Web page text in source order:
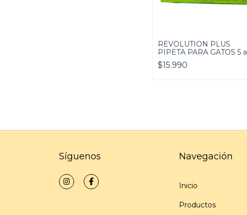
REVOLUTION PLUS
PIPETA PARA GATOS 5 a
10 KG
$15.990
Síguenos Navegación
Inicio
Productos